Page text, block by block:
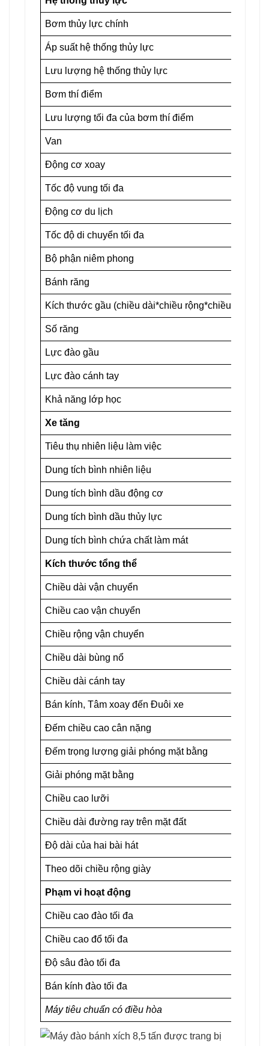
Bơm thủy lực chính
Áp suất hệ thống thủy lực
Lưu lượng hệ thống thủy lực
Bơm thí điểm
Lưu lượng tối đa của bơm thí điểm
Van
Động cơ xoay
Tốc độ vung tối đa
Động cơ du lịch
Tốc độ di chuyển tối đa
Bộ phận niêm phong
Bánh răng
Kích thước gầu (chiều dài*chiều rộng*chiều sâu)
Số răng
Lực đào gầu
Lực đào cánh tay
Khả năng lớp học
Xe tăng
Tiêu thụ nhiên liệu làm việc
Dung tích bình nhiên liệu
Dung tích bình dầu động cơ
Dung tích bình dầu thủy lực
Dung tích bình chứa chất làm mát
Kích thước tổng thể
Chiều dài vận chuyển
Chiều cao vận chuyển
Chiều rộng vận chuyển
Chiều dài bùng nổ
Chiều dài cánh tay
Bán kính, Tâm xoay đến Đuôi xe
Đếm chiều cao cân nặng
Đếm trọng lượng giải phóng mặt bằng
Giải phóng mặt bằng
Chiều cao lưỡi
Chiều dài đường ray trên mặt đất
Độ dài của hai bài hát
Theo dõi chiều rộng giày
Phạm vi hoạt động
Chiều cao đào tối đa
Chiều cao đổ tối đa
Độ sâu đào tối đa
Bán kính đào tối đa
Máy tiêu chuẩn có điều hòa